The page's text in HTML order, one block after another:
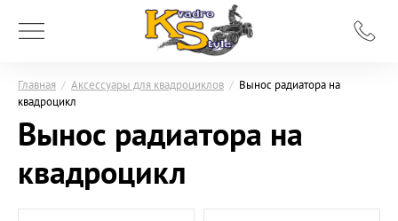
Главная / Аксессуары для квадроциклов / Вынос радиатора на
квадроцикл
Вынос радиатора на
квадроцикл